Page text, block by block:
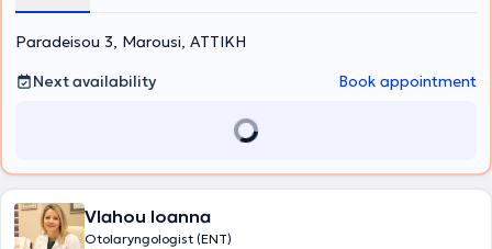
Acupuncture.
Paradeisou 3, Marousi, ΑΤΤΙΚΗ
Next availability
Book appointment
Vlahou Ioanna
Otolaryngologist (ENT)